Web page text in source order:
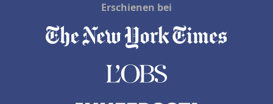
Erschienen bei